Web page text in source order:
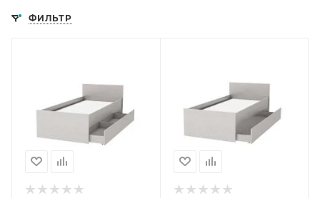
ФИЛЬТР